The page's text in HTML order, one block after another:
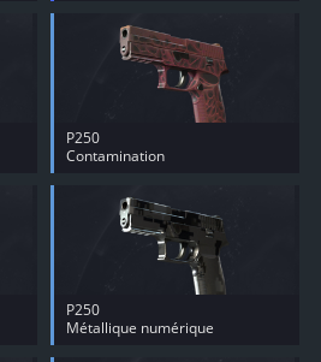
P250
Contamination
P250
Métallique numérique